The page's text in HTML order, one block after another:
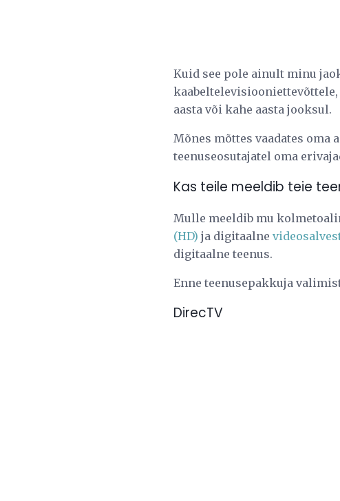
Kuid see pole ainult minu
aasta või kahe aasta jooksul.
Mõnes mõttes vaadates
teenuseosutajatel oma
Kas teile meeldib teie
Mulle meeldib mu
(HD) ja digitaalne
digitaalne teenus.
Enne teenusepakkuja
DirecTV